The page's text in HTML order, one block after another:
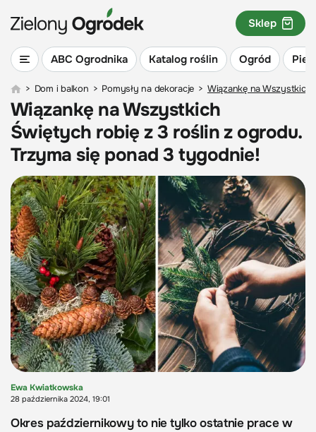
ABC Ogrodnika Katalog roślin Ogród
Sklep
> Dom i balkon > Pomysły na dekoracje > Wiązankę na
Wiązankę na Wszystkich
Świętych robię z 3 roślin z ogrodu.
Trzyma się ponad 3 tygodnie!
Ewa Kwiatkowska
28 października 2024, 19:01
Okres październikowy to nie tylko ostatnie prace w